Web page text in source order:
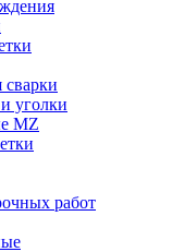
уголки
MZ
работ